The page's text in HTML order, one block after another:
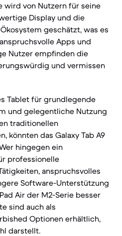
wird von Nutzern für seine
Display und die
geschätzt, was es
Apps und
Nutzer empfinden die
und vermissen
Tablet für grundlegende
und gelegentliche Nutzung
traditionellen
könnten das Galaxy Tab A9
hingegen ein
professionelle
anspruchsvolles
Software-Unterstützung
Air der M2-Serie besser
sind auch als
Optionen erhältlich,
darstellt.